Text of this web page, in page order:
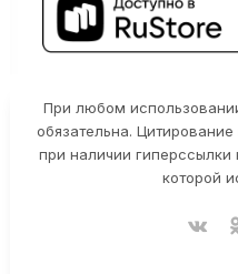
При любом
обязательна.
при наличии
которой